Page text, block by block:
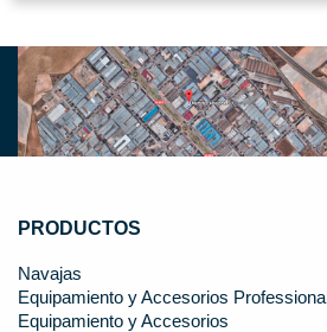
PRODUCTOS
Navajas
Equipamiento y Accesorios Professional
Equipamiento y Accesorios